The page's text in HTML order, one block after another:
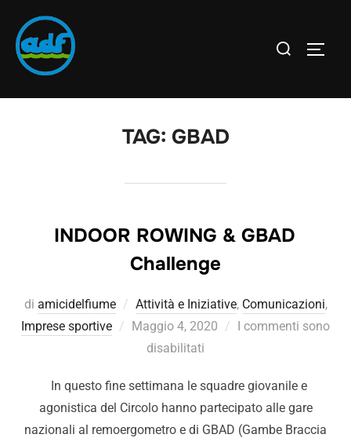
TAG: GBAD
INDOOR ROWING & GBAD
Challenge
di amicidelfiume Attività e Iniziative, Comunicazioni,
Imprese sportive
Maggio 4, 2020
I commenti sono
disabilitati
In questo fine settimana le squadre giovanile e
agonistica del Circolo hanno partecipato alle gare
nazionali al remoergometro e di GBAD (Gambe Braccia